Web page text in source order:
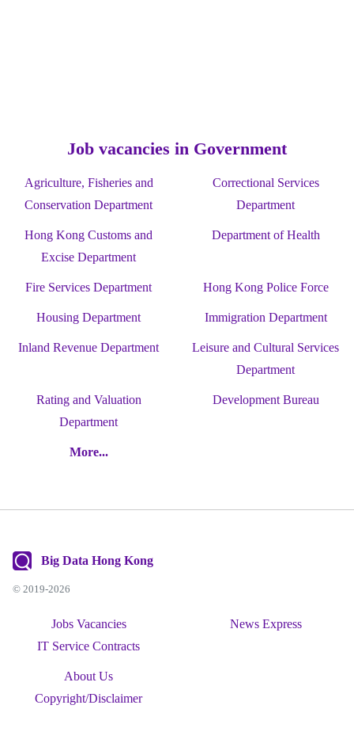
Job vacancies in Government
Agriculture, Fisheries and
Conservation Department
Correctional Services
Department
Hong Kong Customs and
Excise Department
Department of Health
Fire Services Department Hong Kong Police Force
Housing Department Immigration Department
Inland Revenue Department
Leisure and Cultural Services
Department
Rating and Valuation
Department
Development Bureau
More...
Big Data Hong Kong
© 2019-2026
Jobs Vacancies
IT Service Contracts
News Express
About Us
Copyright/Disclaimer